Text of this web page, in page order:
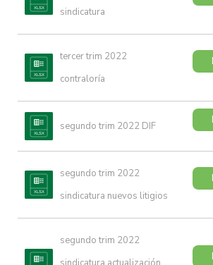
sindicatura
tercer trim 2022
contraloría
segundo trim 2022 DIF
segundo trim 2022
sindicatura nuevos litigios
segundo trim 2022